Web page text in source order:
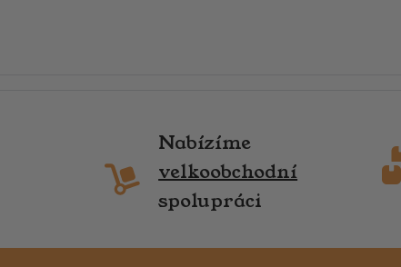
Nabízíme
velkoobchodní
spolupráci